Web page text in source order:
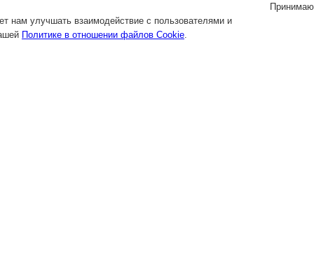
нам улучшать взаимодействие с пользователями и
Политике в отношении файлов Cookie.
Принимаю